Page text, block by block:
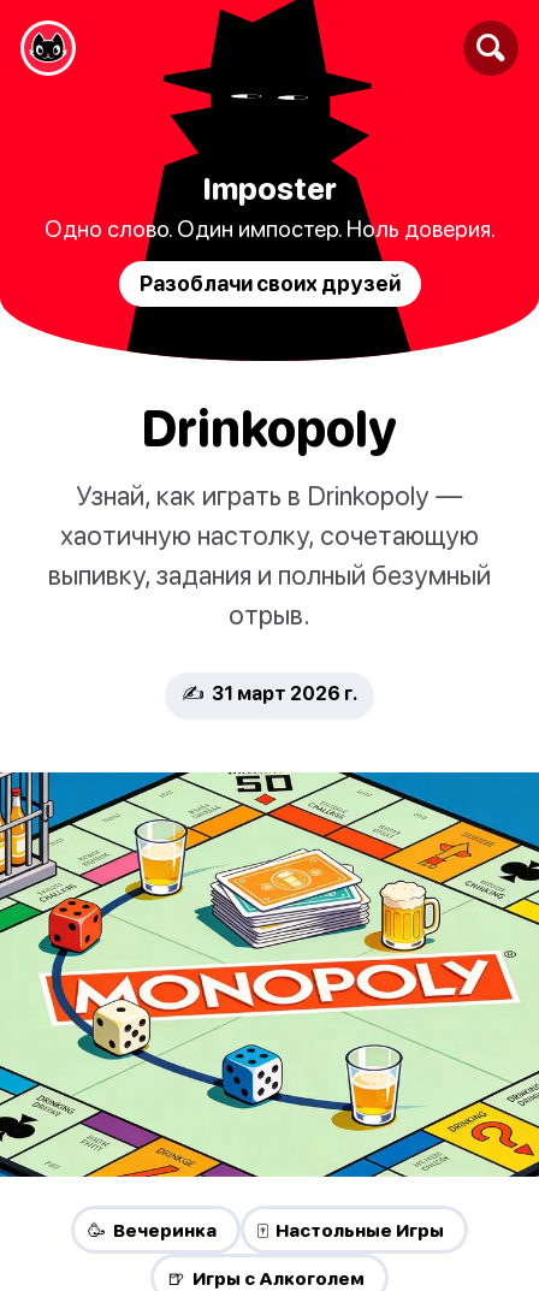
Imposter
Одно слово. Один импостер. Ноль доверия.
Разоблачи своих друзей
Drinkopoly
Узнай, как играть в Drinkopoly —
хаотичную настолку, сочетающую
выпивку, задания и полный безумный
отрыв.
✍️ 31 март 2026 г.
🥳 Вечеринка 🀄 Настольные Игры
🍺 Игры с Алкоголем